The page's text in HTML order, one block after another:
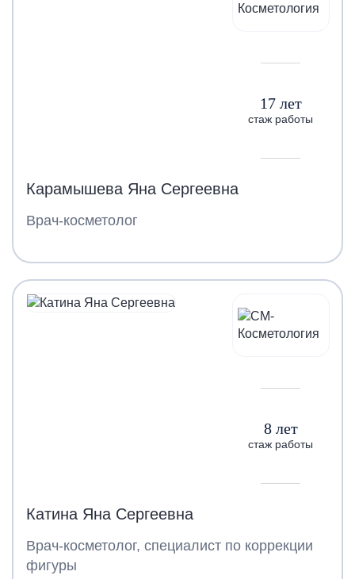
17 лет
стаж работы
Карамышева Яна Сергеевна
Врач-косметолог
8 лет
стаж работы
Катина Яна Сергеевна
Врач-косметолог, специалист по коррекции
фигуры